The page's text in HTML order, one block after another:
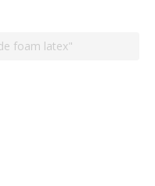
foam latex"